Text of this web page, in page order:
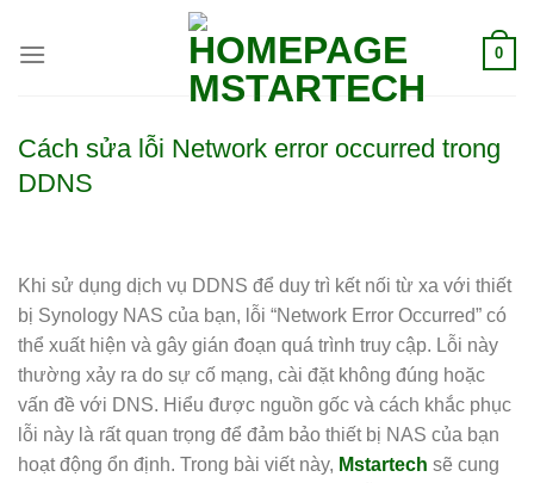
0
Cách sửa lỗi Network error occurred trong
DDNS
Khi sử dụng dịch vụ DDNS để duy trì kết nối từ xa với thiết
bị Synology NAS của bạn, lỗi “Network Error Occurred” có
thể xuất hiện và gây gián đoạn quá trình truy cập. Lỗi này
thường xảy ra do sự cố mạng, cài đặt không đúng hoặc
vấn đề với DNS. Hiểu được nguồn gốc và cách khắc phục
lỗi này là rất quan trọng để đảm bảo thiết bị NAS của bạn
hoạt động ổn định. Trong bài viết này, Mstartech sẽ cung